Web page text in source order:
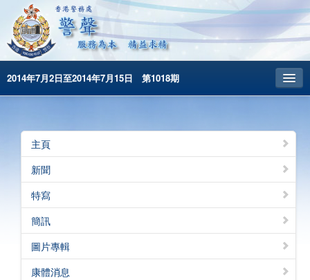
2014年7月2日至2014年7月15日 第1018期
昔日警聲
警務處主頁
简体版
English
主頁
新聞
特寫
簡訊
圖片專輯
康體消息